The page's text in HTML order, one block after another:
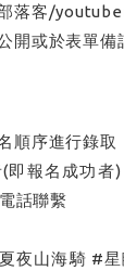
落客/
開或於表單備
順序進行錄取
即報名成功者
話聯繫
夜山海騎 #